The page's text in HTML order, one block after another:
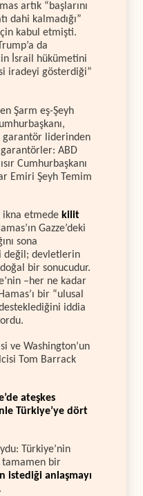
artık “başlarını
dahi kalmadığı”
kabul etmişti.
da
İsrail hükümetini
iradeyi gösterdiği”
Şarm eş-Şeyh
garantör liderinden
ABD
Cumhurbaşkanı
Emiri Şeyh Temim
ikna etmede kilit
Gazze’deki
sona
değil; devletlerin
bir sonucudur.
–her ne kadar
bir “ulusal
iddia
ve Washington’un
Tom Barrack
ateşkes
Türkiye’ye dört
Türkiye’nin
bir
istediği anlaşmayı